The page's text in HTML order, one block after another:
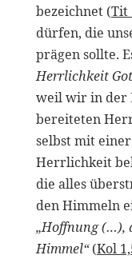
bezeichnet (Tit
dürfen, die
prägen sollte.
Herrlichkeit
weil wir in der
bereiteten
selbst mit
Herrlichkeit
die alles
den Himmeln
„Hoffnung (…),
Himmel“(Kol